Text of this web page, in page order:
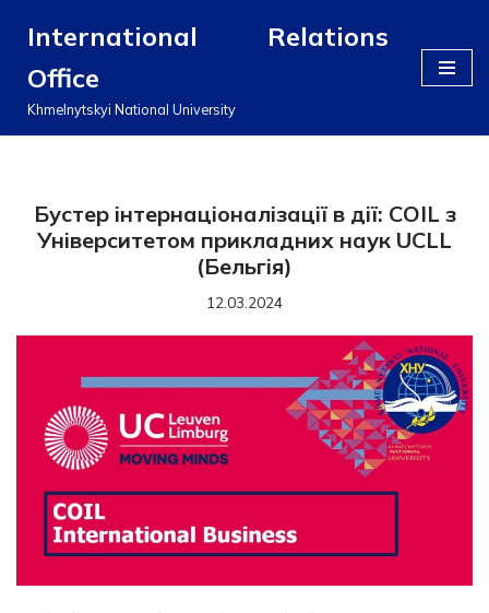
до
вмісту
International Relations
Office
Khmelnytskyi National University
Бустер інтернаціоналізації в дії: COIL з
Університетом прикладних наук UCLL
(Бельгія)
12.03.2024